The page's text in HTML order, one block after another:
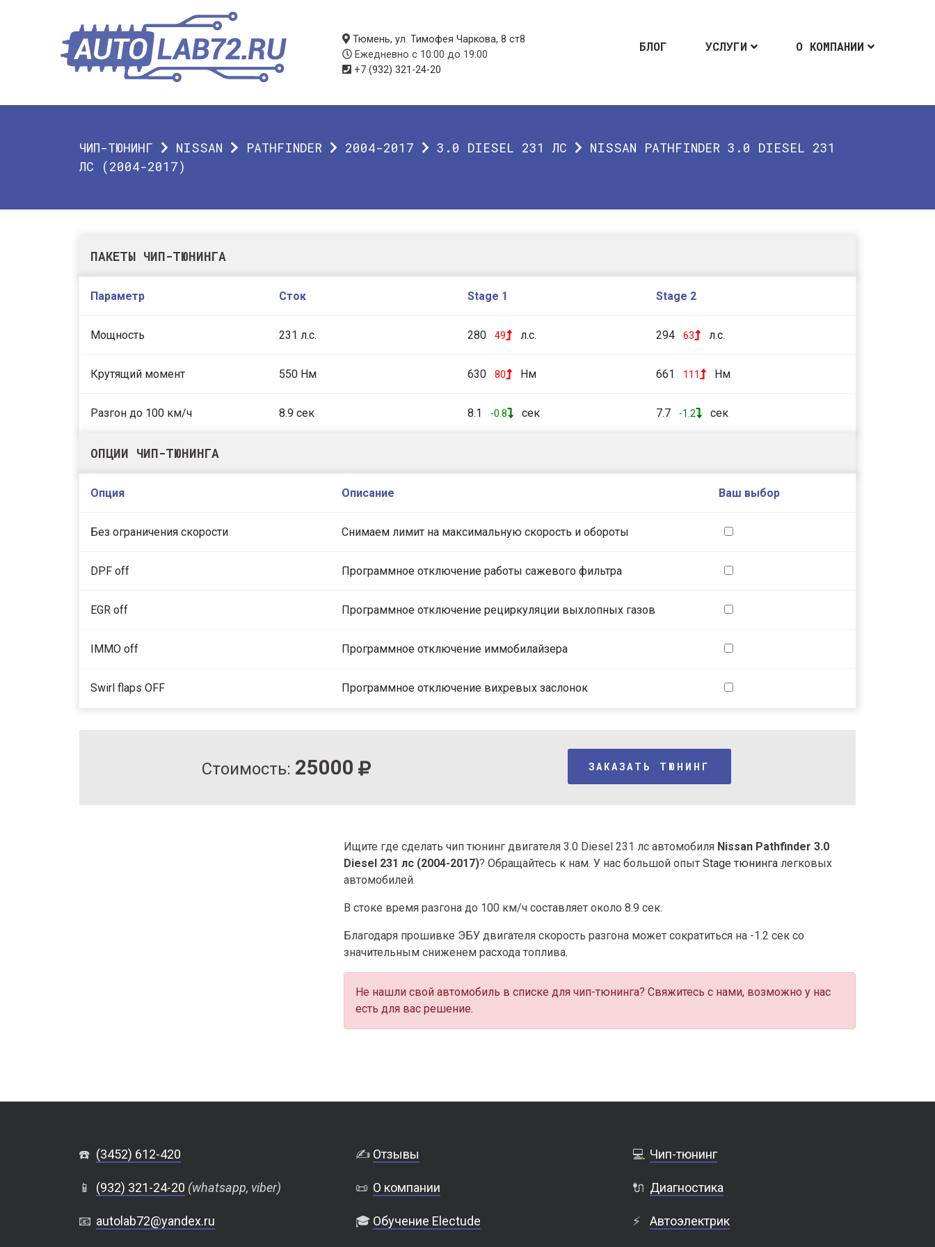
БЛОГ УСЛУГИ О КОМПАНИИ
Тюмень, ул. Тимофея Чаркова, 8 ст8
Ежедневно с 10:00 до 19:00
+7 (932) 321-24-20
ЧИП-ТЮНИНГ NISSAN PATHFINDER 2004-2017 3.0 DIESEL 231 ЛС
NISSAN PATHFINDER 3.0 DIESEL 231
ЛС (2004-2017)
ПАКЕТЫ ЧИП-ТЮНИНГА
Параметр Сток Stage 1 Stage 2
Мощность 231 л.с. 280 49 л.с. 294 63 л.с.
Крутящий момент 550 Нм 630 80 Нм 661 111 Нм
Разгон до 100 км/ч 8.9 сек 8.1 -0.8 сек 7.7 -1.2 сек
ОПЦИИ ЧИП-ТЮНИНГА
Опция Описание Ваш выбор
Без ограничения скорости Снимаем лимит на максимальную скорость и обороты
DPF off Программное отключение работы сажевого фильтра
EGR off Программное отключение рециркуляции выхлопных газов
IMMO off Программное отключение иммобилайзера
Swirl flaps OFF Программное отключение вихревых заслонок
Стоимость: 25000 ЗАКАЗАТЬ ТЮНИНГ
Ищите где сделать чип тюнинг двигателя 3.0 Diesel 231 лс автомобиля Nissan Pathfinder 3.0
Diesel 231 лс (2004-2017)? Обращайтесь к нам. У нас большой опыт Stage тюнинга легковых
автомобилей.
В стоке время разгона до 100 км/ч составляет около 8.9 сек.
Благодаря прошивке ЭБУ двигателя скорость разгона может сократиться на -1.2 сек со
значительным сниженем расхода топлива.
Не нашли свой автомобиль в списке для чип-тюнинга? Свяжитесь с нами, возможно у нас
есть для вас решение.
☎️ (3452) 612-420
📱 (932) 321-24-20 (whatsapp, viber)
📧 autolab72@yandex.ru
✍️ Отзывы
📜 О компании
🎓 Обучение Electude
💻 Чип-тюнинг
🔌 Диагностика
⚡ Автоэлектрик